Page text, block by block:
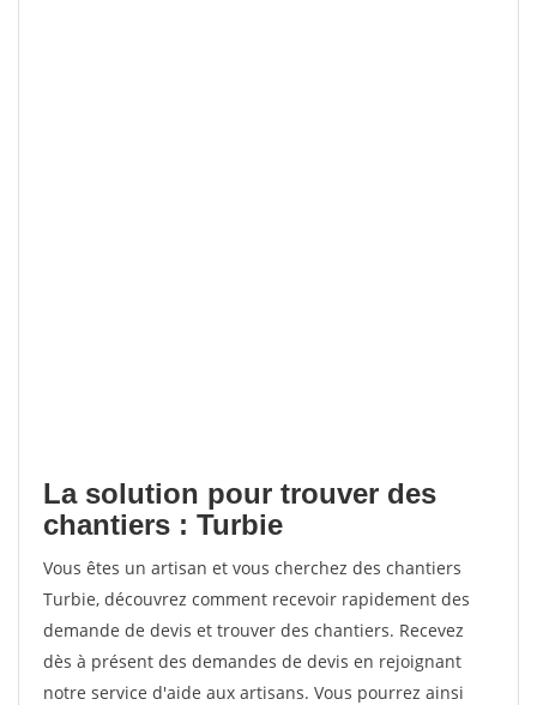
La solution pour trouver des
chantiers : Turbie
Vous êtes un artisan et vous cherchez des chantiers
Turbie, découvrez comment recevoir rapidement des
demande de devis et trouver des chantiers. Recevez
dès à présent des demandes de devis en rejoignant
notre service d'aide aux artisans. Vous pourrez ainsi